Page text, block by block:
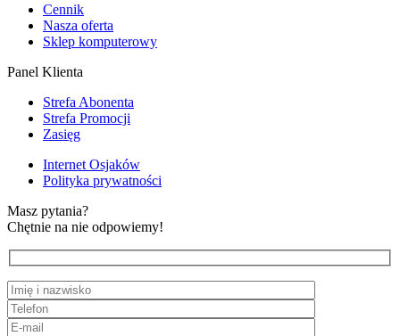
Cennik
Nasza oferta
Sklep komputerowy
Panel Klienta
Strefa Abonenta
Strefa Promocji
Zasięg
Internet Osjaków
Polityka prywatności
Masz pytania?
Chętnie na nie odpowiemy!